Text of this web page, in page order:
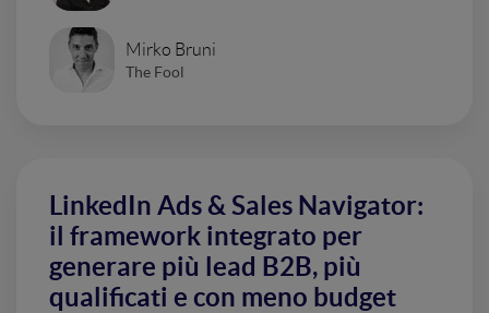
Mirko Bruni
The Fool
LinkedIn Ads & Sales Navigator:
il framework integrato per
generare più lead B2B, più
qualificati e con meno budget